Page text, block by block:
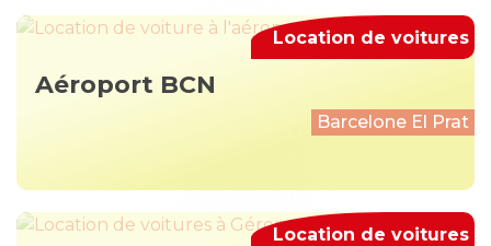
Aéroport BCN
Barcelone El Prat
Location de voitures
Location de voitures